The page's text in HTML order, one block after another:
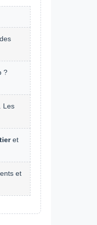
?
Les
et
et